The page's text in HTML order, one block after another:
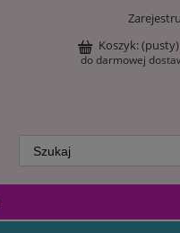
Koszyk:(pusty)
do darmowej